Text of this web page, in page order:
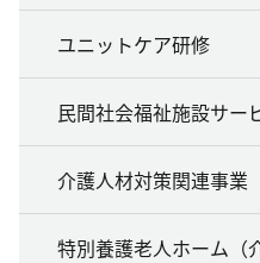
ユニットケア研修
民間社会福祉施設サー
介護人材対策関連事業
特別養護老人ホーム（